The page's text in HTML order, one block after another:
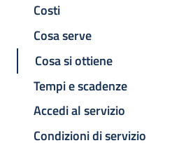
Costi
Cosa serve
Cosa si ottiene
Tempi e scadenze
Accedi al servizio
Condizioni di servizio